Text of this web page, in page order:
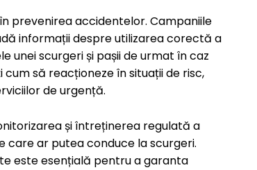
prevenirea accidentelor. Campaniile
informații despre utilizarea corectă a
unei scurgeri și pașii de urmat în caz
să reacționeze în situații de risc,
de urgență.
și întreținerea regulată a
care ar putea conduce la scurgeri.
este esențială pentru a garanta